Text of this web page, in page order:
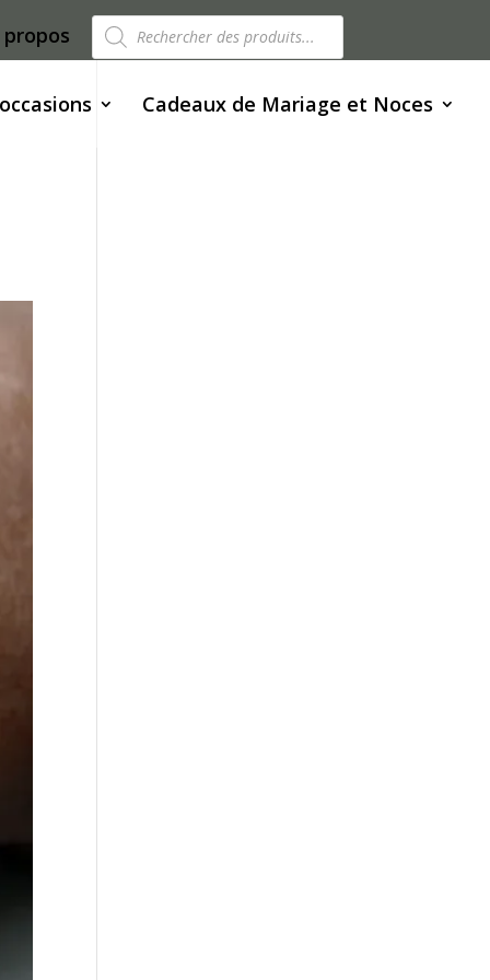
propos Recherche
de
produits
Cadeaux de Mariage et Noces